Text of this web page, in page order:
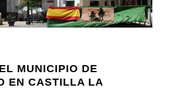
MUNICIPIO DE
EN CASTILLA LA